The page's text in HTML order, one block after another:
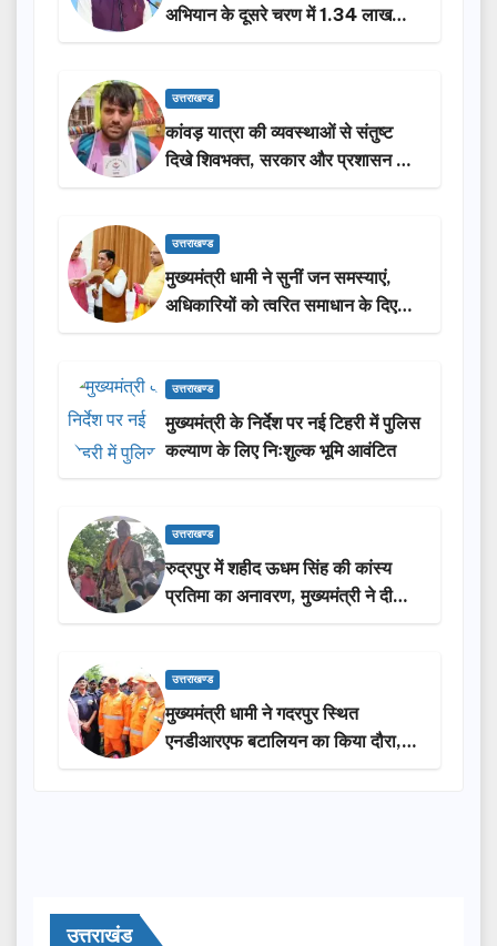
अभियान के दूसरे चरण में 1.34 लाख
लोगों की भागीदारी…
उत्तराखण्ड
कांवड़ यात्रा की व्यवस्थाओं से संतुष्ट
दिखे शिवभक्त, सरकार और प्रशासन की
सराहना…
उत्तराखण्ड
मुख्यमंत्री धामी ने सुनीं जन समस्याएं,
अधिकारियों को त्वरित समाधान के दिए
निर्देश
उत्तराखण्ड
मुख्यमंत्री के निर्देश पर नई टिहरी में पुलिस
कल्याण के लिए निःशुल्क भूमि आवंटित
उत्तराखण्ड
रुद्रपुर में शहीद ऊधम सिंह की कांस्य
प्रतिमा का अनावरण, मुख्यमंत्री ने दी
₹3.85 करोड़ की विकास परियोजनाओं
उत्तराखण्ड
मुख्यमंत्री धामी ने गदरपुर स्थित
एनडीआरएफ बटालियन का किया दौरा,
आपदा प्रबंधन तैयारियों का लिया जायजा
उत्तराखंड